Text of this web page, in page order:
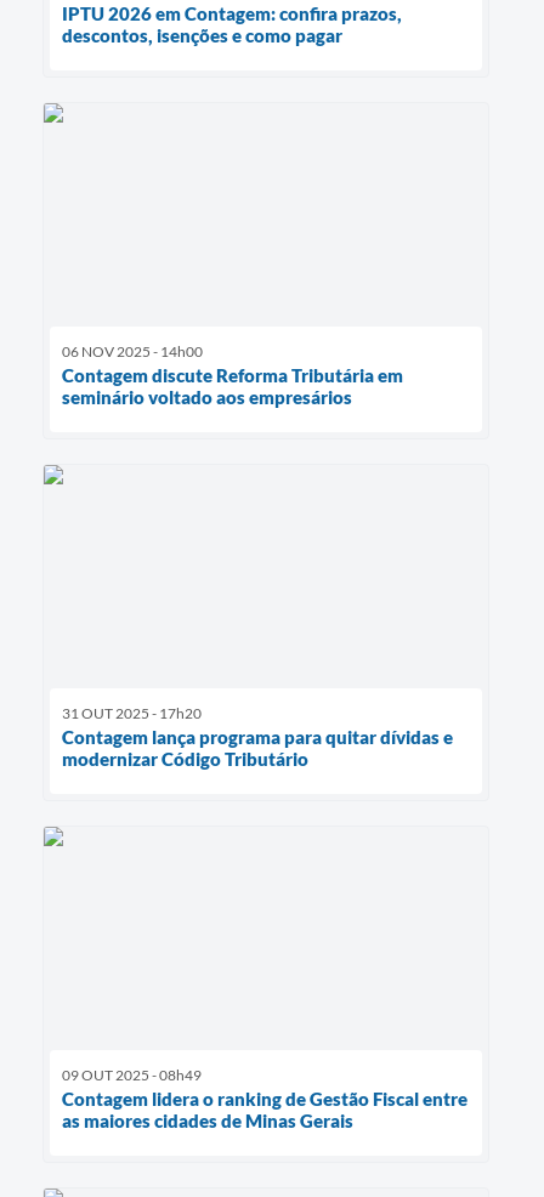
IPTU 2026 em Contagem: confira prazos,
descontos, isenções e como pagar
06 NOV 2025 - 14h00
Contagem discute Reforma Tributária em
seminário voltado aos empresários
31 OUT 2025 - 17h20
Contagem lança programa para quitar dívidas e
modernizar Código Tributário
09 OUT 2025 - 08h49
Contagem lidera o ranking de Gestão Fiscal entre
as maiores cidades de Minas Gerais